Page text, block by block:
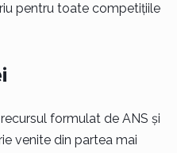
pentru toate competițiile
formulat de ANS și
venite din partea mai